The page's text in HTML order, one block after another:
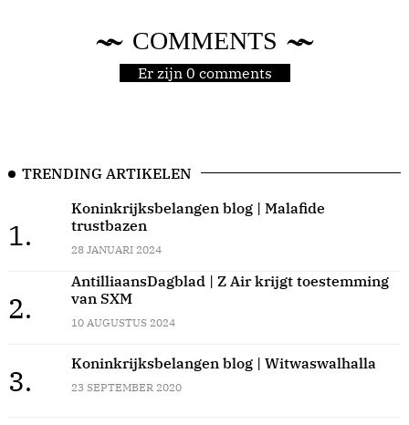
COMMENTS
Er zijn 0 comments
TRENDING ARTIKELEN
1.
Koninkrijksbelangen blog | Malafide
trustbazen
28 JANUARI 2024
2.
AntilliaansDagblad | Z Air krijgt toestemming
van SXM
10 AUGUSTUS 2024
3.
Koninkrijksbelangen blog | Witwaswalhalla
23 SEPTEMBER 2020